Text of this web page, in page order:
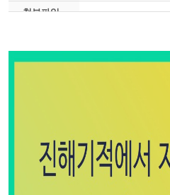
첨부파일